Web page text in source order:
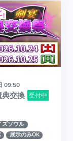
09:50
受付中
交換
ズソウル
展示のみOK